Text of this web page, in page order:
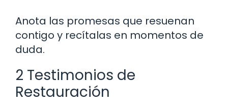
Anota las promesas que resuenan
contigo y recítalas en momentos de
duda.
2 Testimonios de
Restauración